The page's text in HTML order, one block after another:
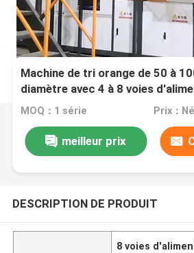
Machine de tri orange de 50 à
diamètre avec 4 à 8 voies
MOQ：1 série Prix：
meilleur prix
DESCRIPTION DE PRODUIT
8 voies